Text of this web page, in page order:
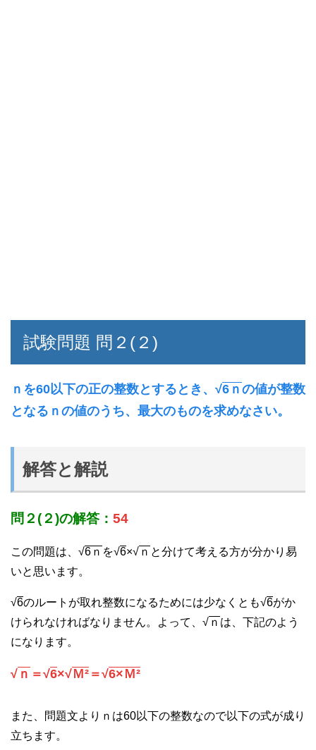
試験問題 問２(２)
ｎを60以下の正の整数とするとき、√6ｎ の値が整数
となるｎの値のうち、最大のものを求めなさい。
解答と解説
問２(２)の解答： 54
この問題は、√6ｎ を√6×√ ｎ と分けて考える方が分かり易
いと思います。
√6のルートが取れ整数になるためには少なくとも√6がか
けられなければなりません。よって、√ ｎ は、下記のよう
になります。
√ ｎ ＝√6×√ Ｍ² ＝√6×Ｍ²
また、問題文よりｎは60以下の整数なので以下の式が成り
立ちます。